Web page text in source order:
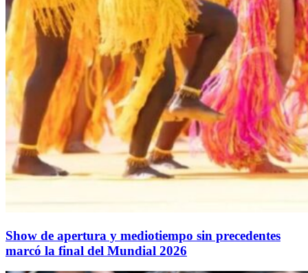
Show de apertura y mediotiempo sin precedentes
marcó la final del Mundial 2026